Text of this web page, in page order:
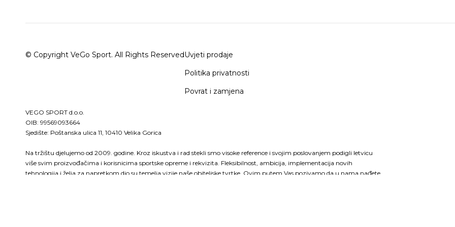
© Copyright VeGo Sport. All Rights ReservedUvjeti prodaje
Politika privatnosti
Povrat i zamjena
VEGO SPORT d.o.o.
OIB: 99569093664
Sjedište: Poštanska ulica 11, 10410 Velika Gorica
Na tržištu djelujemo od 2009. godine. Kroz iskustva i rad stekli smo visoke reference i svojim poslovanjem podigli letvicu
više svim proizvođačima i korisnicima sportske opreme i rekvizita. Fleksibilnost, ambicija, implementacija novih
tehnologija i želja za napretkom dio su temelja vizije naše obiteljske tvrtke. Ovim putem Vas pozivamo da u nama nađete